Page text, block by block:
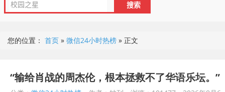
您的位置： 首页 » 微信24小时热榜 » 正文
“输给肖战的周杰伦，根本拯救不了华语乐坛。”